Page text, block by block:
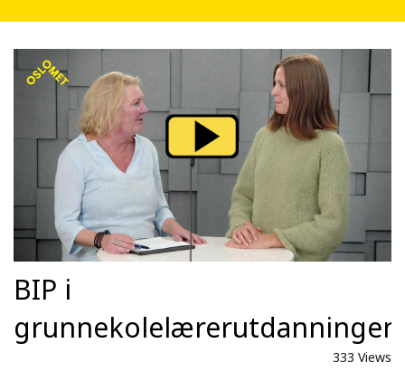
BIP i
grunnekolelærerutdanningen
333 Views